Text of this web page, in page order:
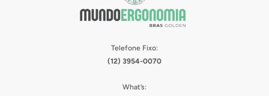
Telefone Fixo:
(12) 3954-0070
What’s: